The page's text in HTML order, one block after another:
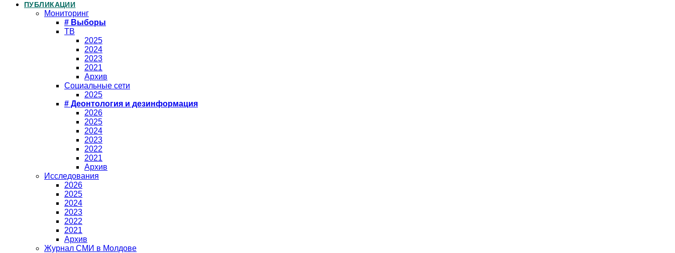
ПУБЛИКАЦИИ
Мониторинг
# Выборы
ТВ
2025
2024
2023
2021
Архив
Социальные сети
2025
# Деонтология и дезинформация
2026
2025
2024
2023
2022
2021
Архив
Исследования
2026
2025
2024
2023
2022
2021
Архив
Журнал СМИ в Молдове